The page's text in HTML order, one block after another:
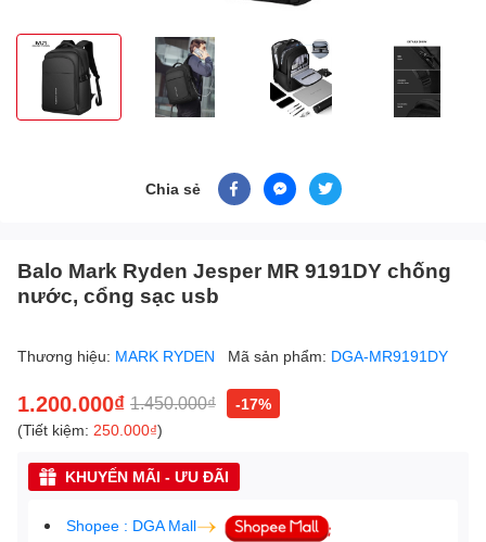
Chia sẻ
Balo Mark Ryden Jesper MR 9191DY chống
nước, cổng sạc usb
Thương hiệu: MARK RYDEN Mã sản phẩm: DGA-MR9191DY
1.200.000₫ 1.450.000₫
-17%
(Tiết kiệm: 250.000₫)
KHUYẾN MÃI - ƯU ĐÃI
Shopee : DGA Mall